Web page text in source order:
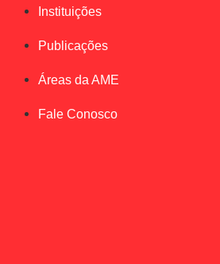
Instituições
Publicações
Áreas da AME
Fale Conosco